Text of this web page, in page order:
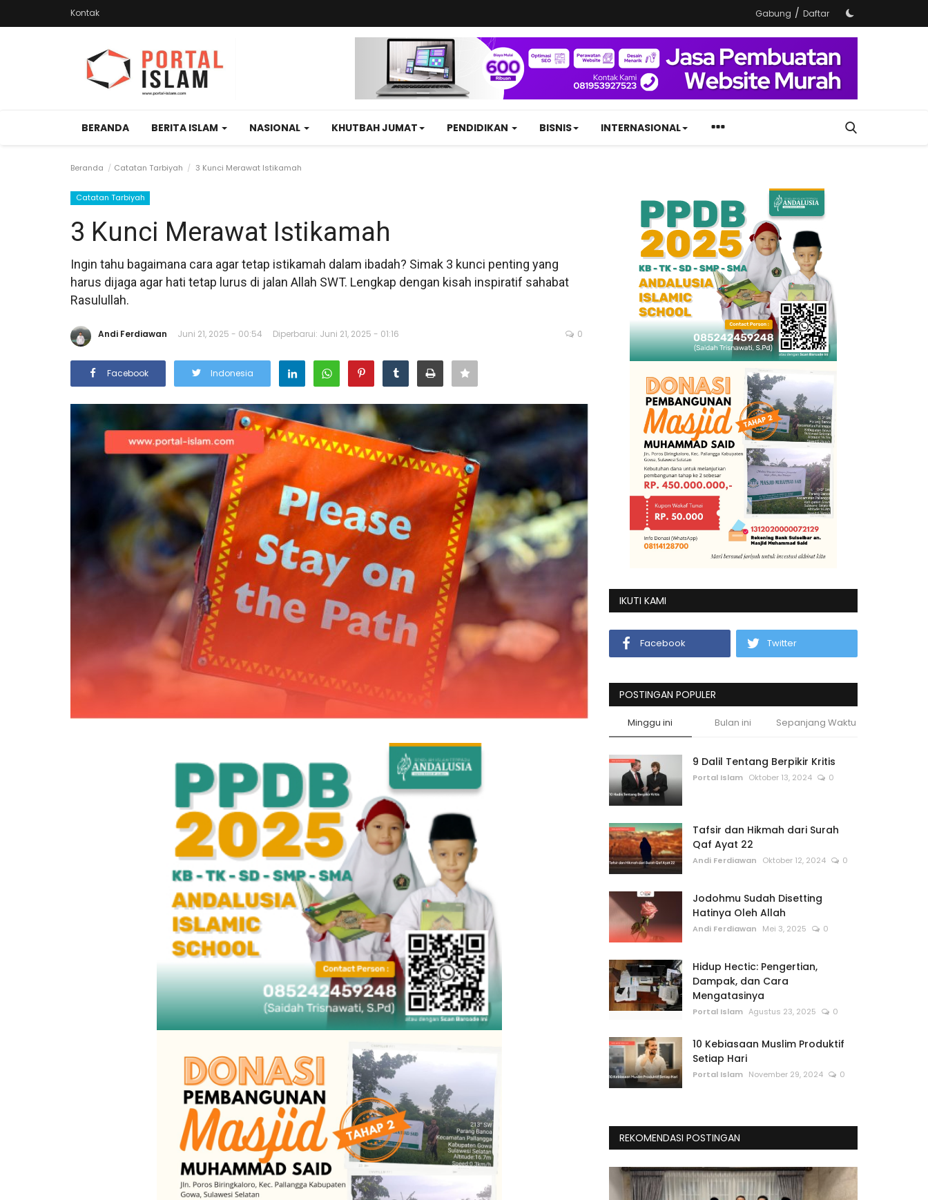
Kontak Gabung / Daftar
BERANDA BERITA ISLAM NASIONAL KHUTBAH JUMAT PENDIDIKAN BISNIS INTERNASIONAL
Beranda Catatan Tarbiyah 3 Kunci Merawat Istikamah
Catatan Tarbiyah
3 Kunci Merawat Istikamah
Ingin tahu bagaimana cara agar tetap istikamah dalam ibadah? Simak 3 kunci penting yang
harus dijaga agar hati tetap lurus di jalan Allah SWT. Lengkap dengan kisah inspiratif sahabat
Rasulullah.
Andi Ferdiawan Juni 21, 2025 - 00:54 Diperbarui: Juni 21, 2025 - 01:16 0
Facebook Indonesia
IKUTI KAMI
Facebook Twitter
POSTINGAN POPULER
Minggu ini Bulan ini Sepanjang Waktu
9 Dalil Tentang Berpikir Kritis
Portal Islam Oktober 13, 2024 0
Tafsir dan Hikmah dari Surah
Qaf Ayat 22
Andi Ferdiawan Oktober 12, 2024 0
Jodohmu Sudah Disetting
Hatinya Oleh Allah
Andi Ferdiawan Mei 3, 2025 0
Hidup Hectic: Pengertian,
Dampak, dan Cara
Mengatasinya
Portal Islam Agustus 23, 2025 0
10 Kebiasaan Muslim Produktif
Setiap Hari
Portal Islam November 29, 2024 0
REKOMENDASI POSTINGAN